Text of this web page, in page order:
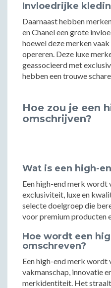
Invloedrijke
Daarnaast hebben
en Chanel een grote
hoewel deze merken
opereren. Deze luxe
geassocieerd met
hebben een trouwe
Hoe zou je een
omschrijven?
Wat is een high-
Een high-end merk
exclusiviteit, luxe en
selecte doelgroep die
voor premium producten
Hoe wordt een
omschreven?
Een high-end merk wordt
vakmanschap, innovatie
merkidentiteit. Het